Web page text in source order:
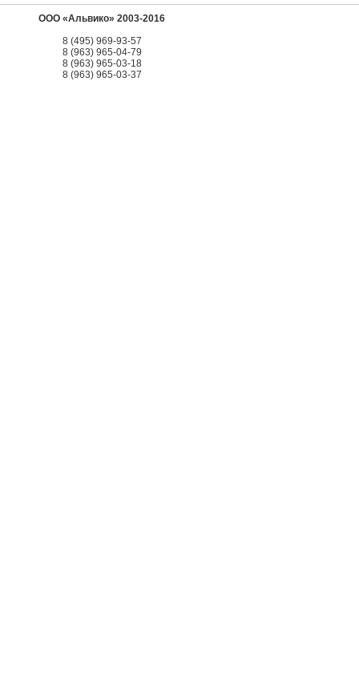
ООО «Альвико» 2003-2016
8 (495) 969-93-57
8 (963) 965-04-79
8 (963) 965-03-18
8 (963) 965-03-37